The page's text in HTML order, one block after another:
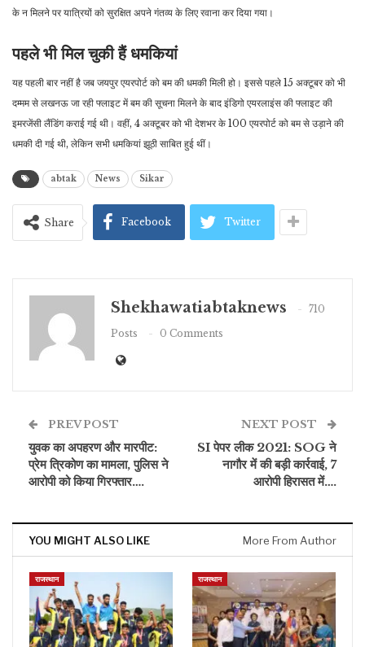
के न मिलने पर यात्रियों को सुरक्षित अपने गंतव्य के लिए रवाना कर दिया गया।
पहले भी मिल चुकी हैं धमकियां
यह पहली बार नहीं है जब जयपुर एयरपोर्ट को बम की धमकी मिली हो। इससे पहले 15 अक्टूबर को भी
दम्मम से लखनऊ जा रही फ्लाइट में बम की सूचना मिलने के बाद इंडिगो एयरलाइंस की फ्लाइट की
इमरजेंसी लैंडिंग कराई गई थी। वहीं, 4 अक्टूबर को भी देशभर के 100 एयरपोर्ट को बम से उड़ाने की
धमकी दी गई थी, लेकिन सभी धमकियां झूठी साबित हुई थीं।
abtak News Sikar
Share Facebook Twitter
Shekhawatiabtaknews
710
Posts
0 Comments
PREV POST
युवक का अपहरण और मारपीट:
प्रेम त्रिकोण का मामला, पुलिस ने
आरोपी को किया गिरफ्तार….
NEXT POST
SI पेपर लीक 2021: SOG ने
नागौर में की बड़ी कार्रवाई, 7
आरोपी हिरासत में….
YOU MIGHT ALSO LIKE More From Author
राजस्थान राजस्थान